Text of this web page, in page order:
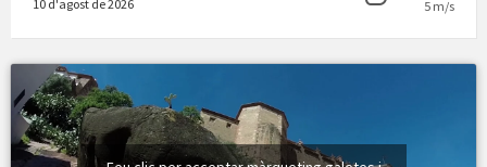
10 d'agost de 2026 5 m/s